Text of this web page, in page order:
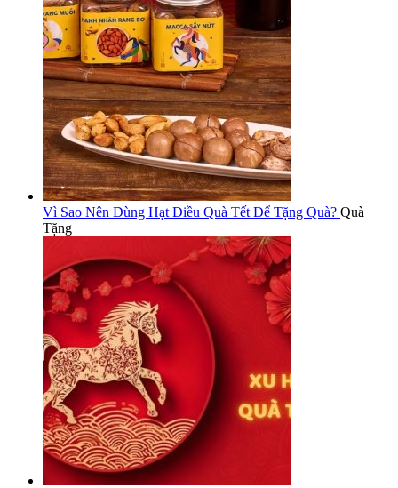
Vì Sao Nên Dùng Hạt Điều Quà Tết Để Tặng Quà? Quà
Tặng